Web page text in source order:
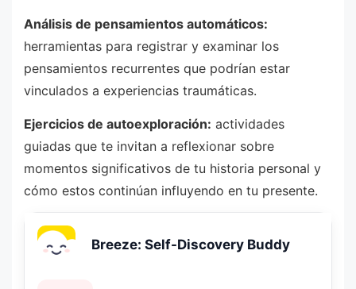
Análisis de pensamientos automáticos:
herramientas para registrar y examinar los
pensamientos recurrentes que podrían estar
vinculados a experiencias traumáticas.
Ejercicios de autoexploración: actividades
guiadas que te invitan a reflexionar sobre
momentos significativos de tu historia personal y
cómo estos continúan influyendo en tu presente.
Breeze: Self-Discovery Buddy